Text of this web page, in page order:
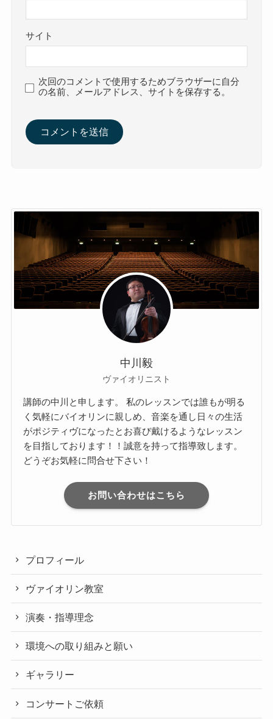
サイト
次回のコメントで使用するためブラウザーに自分
の名前、メールアドレス、サイトを保存する。
中川毅
ヴァイオリニスト
講師の中川と申します。 私のレッスンでは誰もが明る
く気軽にバイオリンに親しめ、音楽を通し日々の生活
がポジティヴになったとお喜び戴けるようなレッスン
を目指しております！！誠意を持って指導致します。
どうぞお気軽に問合せ下さい！
お問い合わせはこちら
プロフィール
ヴァイオリン教室
演奏・指導理念
環境への取り組みと願い
ギャラリー
コンサートご依頼